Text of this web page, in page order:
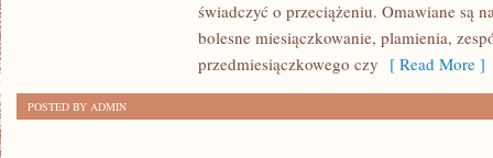
świadczyć o przeciążeniu. Omawiane są
bolesne miesiączkowanie, plamienia,
przedmiesiączkowego czy [ Read More ]
POSTED BY ADMIN